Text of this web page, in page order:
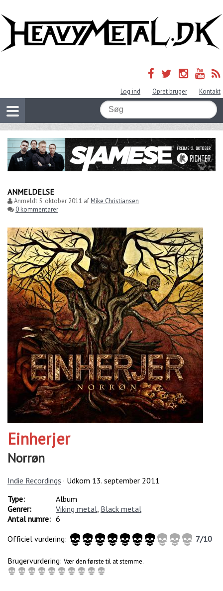
Log ind Opret bruger Kontakt
ANMELDELSE
Anmeldt 5. oktober 2011 afMike Christiansen
0 kommentarer
Einherjer
Norrøn
Indie Recordings · Udkom 13. september 2011
Type:
Album
Genrer:
Viking metal Black metal
Antal numre: 6
Officiel vurdering:
7/10
Brugervurdering: Vær den første til at stemme.